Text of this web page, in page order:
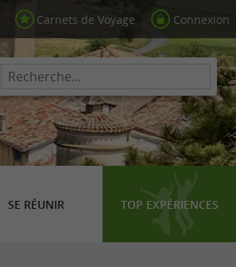
Carnets de Voyage Connexion
SE RÉUNIR TOP EXPÉRIENCES